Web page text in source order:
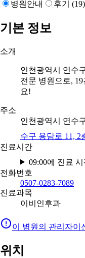
병원안내 후기 (19)
기본 정보
소개
인천광역시 연수
전문 병원으로,
요!
주소
인천광역시 연수
수구 용담로 11, 2
진료시간
09:00에 진료
전화번호
0507-0283-7089
진료과목
이비인후과
이 병원의 관리자이
위치